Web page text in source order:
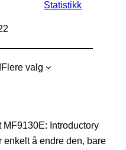
Statistikk
Flere valg
Introductory
enkelt å endre den, bare